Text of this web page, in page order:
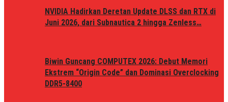
NVIDIA Hadirkan Deretan Update DLSS dan RTX di
Juni 2026, dari Subnautica 2 hingga Zenless…
Biwin Guncang COMPUTEX 2026: Debut Memori
Ekstrem “Origin Code” dan Dominasi Overclocking
DDR5-8400